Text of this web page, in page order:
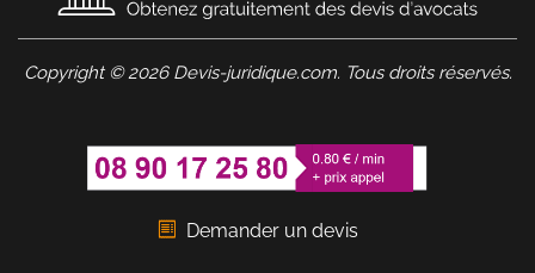
Copyright © 2026 Devis-juridique.com. Tous droits réservés.
Demander un devis